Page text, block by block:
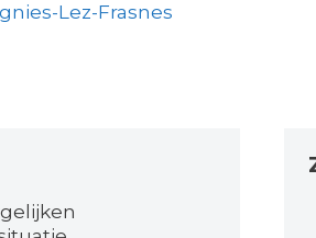
Lez-Frasnes